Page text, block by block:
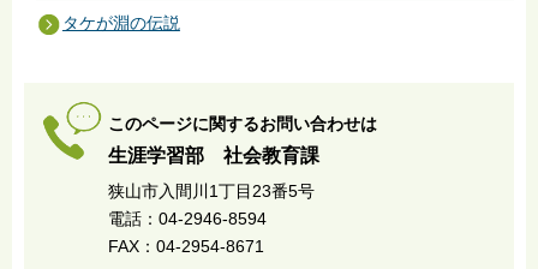
タケが淵の伝説
このページに関するお問い合わせは
生涯学習部 社会教育課
狭山市入間川1丁目23番5号
電話：04-2946-8594
FAX：04-2954-8671